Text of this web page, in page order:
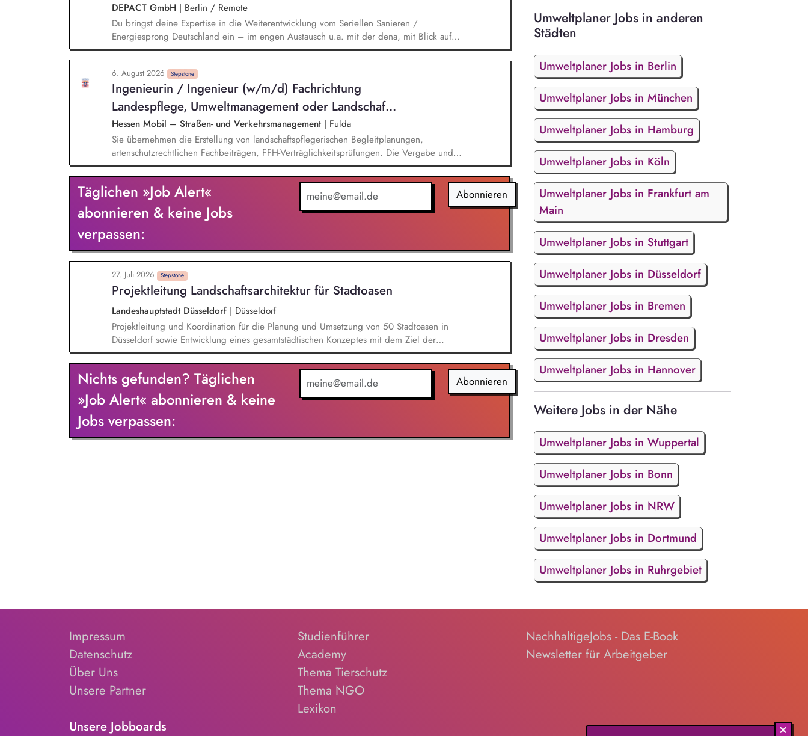
DEPACT GmbH | Berlin / Remote
Du bringst deine Expertise in die Weiterentwicklung vom Seriellen Sanieren /
Energiesprong Deutschland ein – im engen Austausch u.a. mit der dena, mit Blick auf
Markthochlauf und Support im regulatorischen Umfeld und der Stakeholder. Business-
Development-Standbein: Du akquirierst und verantwortest eigenständig Projekte für unser
Vorqualifizierungs-Tool CoPilot und entwickelst / implementierst die Skalierung. Du
qualifizierst zudem Bauunternehmen und Systemanbieter als Angebotspartner.
6. August 2026 Stepstone
Ingenieurin / Ingenieur (w/m/d) Fachrichtung
Landespflege, Umweltmanagement oder Landschaf...
Hessen Mobil – Straßen- und Verkehrsmanagement | Fulda
Sie übernehmen die Erstellung von landschaftspflegerischen Begleitplanungen,
artenschutzrechtlichen Fachbeiträgen, FFH-Verträglichkeitsprüfungen. Die Vergabe und
Steuerung von landschaftspflegerischen Begleitplanungen (LBP), artenschutzrechtlichen
Fachbeiträgen, FFH-Verträglichkeitsprüfungen sowie Ausführungsplänen (LAP) gehören
ebenfalls zu Ihren Aufgaben. Darüber hinaus sind Sie verantwortlich für die ökologische
Baubegleitung für Straßenbauvorhaben und Radwege. Sie sind verantwortlich für die
Erstellung von landschaftspflegerischen Ausführungsplänen für Bepflanzung,
Biotopgestaltung und Artenschutzmaßnahmen.
Täglichen »Job Alert«
abonnieren & keine Jobs
verpassen:
Abonnieren
27. Juli 2026 Stepstone
Projektleitung Landschaftsarchitektur für Stadtoasen
Landeshauptstadt Düsseldorf | Düsseldorf
Projektleitung und Koordination für die Planung und Umsetzung von 50 Stadtoasen in
Düsseldorf sowie Entwicklung eines gesamtstädtischen Konzeptes mit dem Ziel der
Entsiegelung im Sinne der Klimaanpassung und Biodiversität zur Schaffung von
ökologischen Räumen mit Aufenthaltsqualität für Bürger*innen Finanzmittelverantwortung
über das Projektvolumen in Höhe von 10 Millionen Euro sowie die Akquise von
Fördermitteln kontinuierliche Berichterstattung gegenüber der Amtsleitung und Vertretung
in politischen Gremien Steuerung und Koordination von Informationen und
Projektvorschlägen mit dem internen Projektteam sowie anderen städtischen und externen
Akteuren
Nichts gefunden? Täglichen
»Job Alert« abonnieren & keine
Jobs verpassen:
Abonnieren
Umweltplaner Jobs in anderen
Städten
Umweltplaner Jobs in Berlin
Umweltplaner Jobs in München
Umweltplaner Jobs in Hamburg
Umweltplaner Jobs in Köln
Umweltplaner Jobs in Frankfurt am
Main
Umweltplaner Jobs in Stuttgart
Umweltplaner Jobs in Düsseldorf
Umweltplaner Jobs in Bremen
Umweltplaner Jobs in Dresden
Umweltplaner Jobs in Hannover
Weitere Jobs in der Nähe
Umweltplaner Jobs in Wuppertal
Umweltplaner Jobs in Bonn
Umweltplaner Jobs in NRW
Umweltplaner Jobs in Dortmund
Umweltplaner Jobs in Ruhrgebiet
Impressum
Datenschutz
Über Uns
Unsere Partner
Studienführer
Academy
Thema Tierschutz
Thema NGO
Lexikon
NachhaltigeJobs - Das E-Book
Newsletter für Arbeitgeber
Unsere Jobboards